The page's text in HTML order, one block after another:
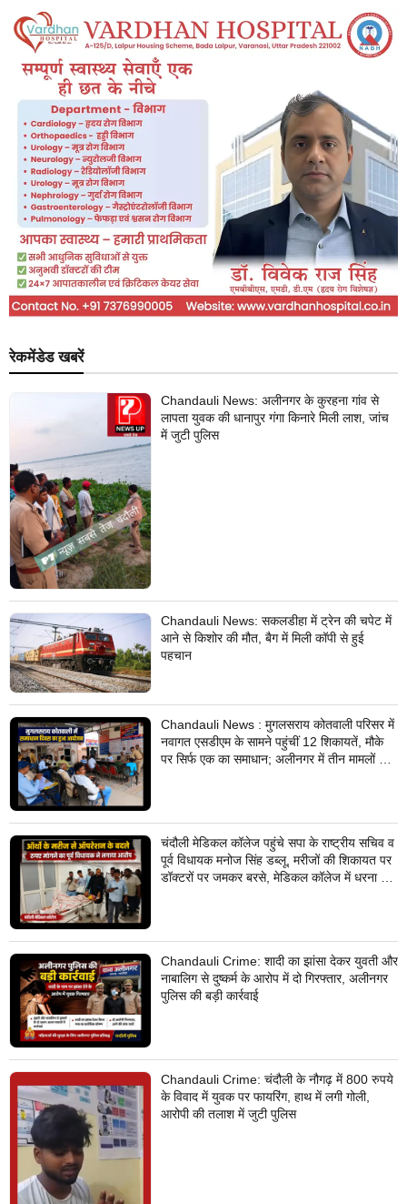
रेकमेंडेड खबरें
Chandauli News: अलीनगर के कुरहना गांव से
लापता युवक की धानापुर गंगा किनारे मिली लाश, जांच
में जुटी पुलिस
Chandauli News: सकलडीहा में ट्रेन की चपेट में
आने से किशोर की मौत, बैग में मिली कॉपी से हुई
पहचान
Chandauli News : मुगलसराय कोतवाली परिसर में
नवागत एसडीएम के सामने पहुंचीं 12 शिकायतें, मौके
पर सिर्फ एक का समाधान; अलीनगर में तीन मामलों का
चंदौली मेडिकल कॉलेज पहुंचे सपा के राष्ट्रीय सचिव व
पूर्व विधायक मनोज सिंह डब्लू, मरीजों की शिकायत पर
डॉक्टरों पर जमकर बरसे, मेडिकल कॉलेज में धरना देने
Chandauli Crime: शादी का झांसा देकर युवती और
नाबालिग से दुष्कर्म के आरोप में दो गिरफ्तार, अलीनगर
पुलिस की बड़ी कार्रवाई
Chandauli Crime: चंदौली के नौगढ़ में 800 रुपये
के विवाद में युवक पर फायरिंग, हाथ में लगी गोली,
आरोपी की तलाश में जुटी पुलिस